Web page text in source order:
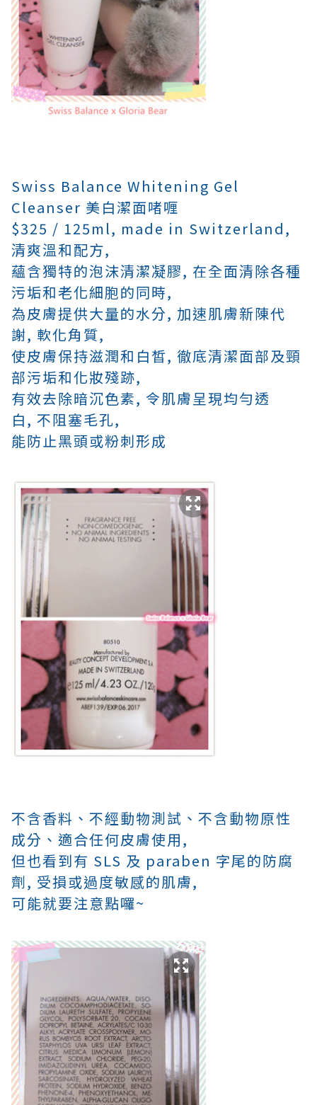
Swiss Balance Whitening Gel
Cleanser 美白潔面啫喱
$325 / 125ml, made in Switzerland,
清爽溫和配方,
蘊含獨特的泡沫清潔凝膠, 在全面清除各種
污垢和老化細胞的同時,
為皮膚提供大量的水分, 加速肌膚新陳代
謝, 軟化角質,
使皮膚保持滋潤和白皙, 徹底清潔面部及頸
部污垢和化妝殘跡,
有效去除暗沉色素, 令肌膚呈現均勻透
白, 不阻塞毛孔,
能防止黑頭或粉刺形成
不含香料、 不經動物測試、 不含動物原性
成分、 適合任何皮膚使用,
但也看到有 SLS 及 paraben 字尾的防腐
劑, 受損或過度敏感的肌膚,
可能就要注意點囉~